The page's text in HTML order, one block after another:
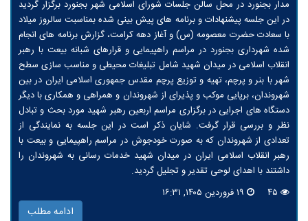
مدار بجنورد در محل سالن جلسات شورای اسلامی شهر بجنورد برگزار گردید
در این جلسه پیشنهادات و برنامه های پیش بینی شده بمناسبت سالروز میلاد
با سعادت حضرت معصومه (س) و آغاز دهه کرامت، گزارش برنامه های انجام
شده شهرداری بجنورد در مراسم راهپیمایی و قرارهای شبانه بیعت با رهبر
انقلاب اسلامی در میدان شهید شامل تبلیغات محیطی و مناسب سازی سطح
شهر با بنر و پرچم، تهیه و توزیع پرچم مقدس جمهوری اسلامی ایران در بین
شهروندان، برپایی موکب و پذیرای از شهروندان و همراهی و همکاری با دیگر
دستگاه های اجرایی در برگزاری مراسم اربعین رهبر شهید مورد بحث و تبادل
نظر و بررسی قرار گرفت. شایان ذکر است در این جلسه به نمایندگی از
تعدادی از شهروندان که به صورت خودجوش در مراسم راهپیمایی و بیعت با
رهبر انقلاب اسلامی ایران در میدان شهید خدمات رسانی به شهروندان را
داشتند با اهدای لوحی تقدیر و تجلیل گردید.
ادامه مطلب